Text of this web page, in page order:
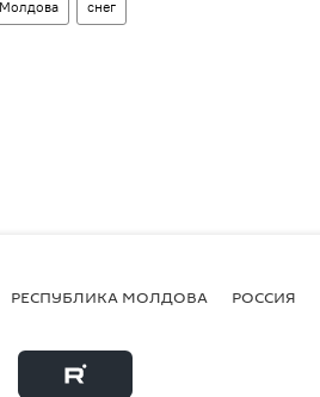
снег
РЕСПУБЛИКА МОЛДОВА РОССИЯ